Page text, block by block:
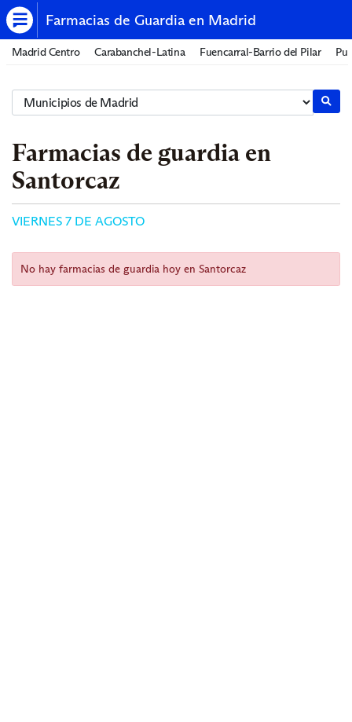
Farmacias de Guardia en Madrid
Madrid Centro Carabanchel-Latina Fuencarral-Barrio del Pilar
Farmacias de guardia en
Santorcaz
VIERNES 7 DE AGOSTO
No hay farmacias de guardia hoy en Santorcaz